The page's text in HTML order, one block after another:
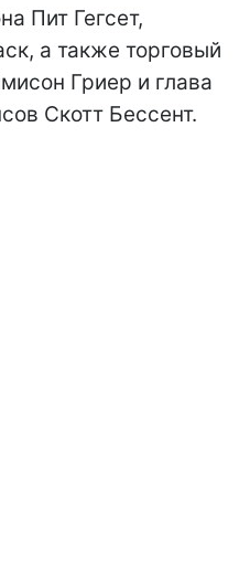
Пит Гегсет,
а также торговый
Гриер и глава
Скотт Бессент.